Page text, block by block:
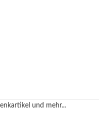
und mehr...